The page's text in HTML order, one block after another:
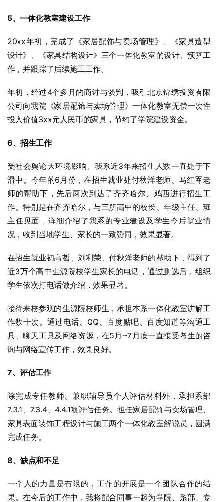
5、一体化教室建设工作
20xx年初，完成了《家居配饰与卖场管理》、《家具造型
设计》、《家具结构设计》三个一体化教室的设计、预算工
作，并跟踪了后续施工工作。
年初，经过4个多月的商讨与谈判，吸引北京锦绣投资有限
公司向我院《家居配饰与卖场管理》一体化教室无偿一次性
投入价值3xx元人民币的家具，节约了学院建设资金。
6、招生工作
受社会舆论大环境影响、我系近3年来招生人数一直处于下
滑中。今年的6月份，在招生就业处付秋洋老师、马红军老
师的帮助下，先后两次到达了齐齐哈尔、鸡西进行招生工
作。特别是在齐齐哈尔，与三所高中的校长、年级主任、班
主任见面，详细介绍了我系的专业建设及学生今后就业情
况，收到当地学生、家长的一致赞同，效果显著。
在招生就业初高哲、刘利荣、付秋洋老师的帮助下，得到了
近3万个高中生源院校学生家长的电话，通过删选后，组织
学生依次打电话做介绍，效果显著。
接待来校参观的生源院校师生，承担本系一体化教室讲解工
作数十次。通过电话、QQ、百度贴吧、百度知道等沟通工
具、聊天工具及网络资源，在5月~7月底一直接受考生的咨
询与网络宣传工作，效果良好。
7、评估工作
除完成专任教师、兼职辅导员个人评估材料外，承担系部
7.3.1、7.3.4、4.4.1项评估任务。担任家居配饰与卖场管理、
家具表面装饰工程设计与施工两个一体化教室解说员，圆满
完成任务。
8、缺点和不足
一个人的力量是有限的，工作的开展是一个团队合作的结
果。在今后的工作中，我将配合同事一起为学院、系部、专